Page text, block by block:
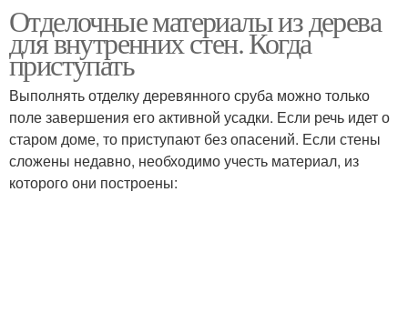
Отделочные материалы из дерева
для внутренних стен. Когда
приступать
Выполнять отделку деревянного сруба можно только
поле завершения его активной усадки. Если речь идет о
старом доме, то приступают без опасений. Если стены
сложены недавно, необходимо учесть материал, из
которого они построены: